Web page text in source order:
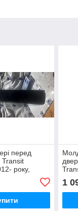
перед
Transit
року,
1